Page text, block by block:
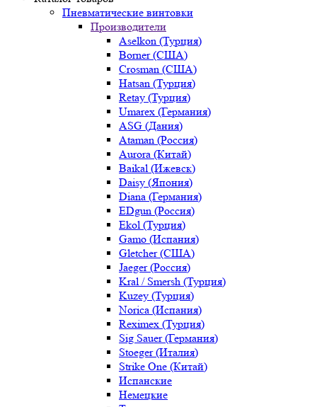
Пневматические винтовки
Производители
Aselkon (Турция)
Borner (США)
Crosman (США)
Hatsan (Турция)
Retay (Турция)
Umarex (Германия)
ASG (Дания)
Ataman (Россия)
Aurora (Китай)
Baikal (Ижевск)
Daisy (Япония)
Diana (Германия)
EDgun (Россия)
Ekol (Турция)
Gamo (Испания)
Gletcher (США)
Jaeger (Россия)
Kral / Smersh (Турция)
Kuzey (Турция)
Norica (Испания)
Reximex (Турция)
Sig Sauer (Германия)
Stoeger (Италия)
Strike One (Китай)
Испанские
Немецкие